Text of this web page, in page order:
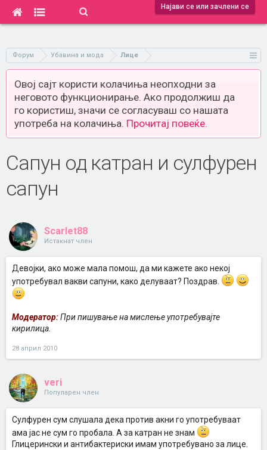
Најави се или зачлени се
Форум Убавина и мода Лице
Овој сајт користи колачиња неопходни за
неговото функционирање. Ако продолжиш да
го користиш, значи се согласуваш со нашата
употреба на колачиња. Прочитај повеќе.
Сапун од катран и сулфурен
сапун
Scarlet88
Истакнат член
Девојки, ако може мала помош, да ми кажете ако некој
употребувал вакви сапуни, како делуваат? Поздрав.
Модератор:При пишување на мислење употребувајте
кирилица.
28 април 2010
veri
Популарен член
Сулфурен сум слушала дека против акни го употребуваат
ама јас не сум го пробала. А за катран не знам
Глицерински и антибактериски имам употребувано за лице.